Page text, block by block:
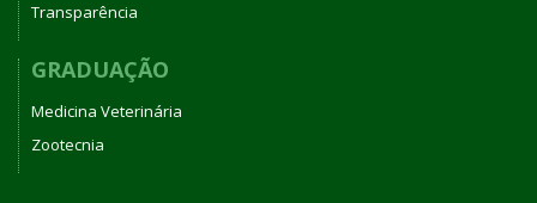
Transparência
GRADUAÇÃO
Medicina Veterinária
Zootecnia